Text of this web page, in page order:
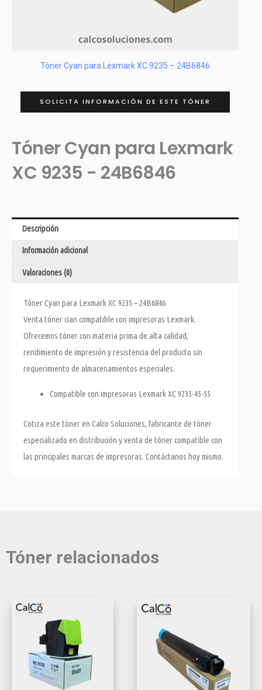
Tóner Cyan para Lexmark XC 9235 – 24B6846
SOLICITA INFORMACIÓN DE ESTE TÓNER
Tóner Cyan para Lexmark
XC 9235 - 24B6846
Descripción
Información adicional
Valoraciones (0)
Tóner Cyan para Lexmark XC 9235 – 24B6846
Venta tóner cian compatible con impresoras Lexmark.
Ofrecemos tóner con materia prima de alta calidad,
rendimiento de impresión y resistencia del producto sin
requerimiento de almacenamientos especiales.
Compatible con impresoras Lexmark XC 9235-45-55
Cotiza este tóner en Calco Soluciones, fabricante de tóner
especializado en distribución y venta de tóner compatible con
las principales marcas de impresoras. Contáctanos hoy mismo.
Tóner relacionados